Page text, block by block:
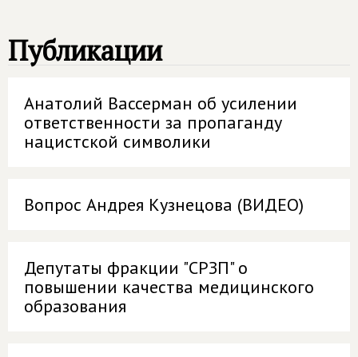
Публикации
Анатолий Вассерман об усилении
ответственности за пропаганду
нацистской символики
Вопрос Андрея Кузнецова (ВИДЕО)
Депутаты фракции "СРЗП" о
повышении качества медицинского
образования